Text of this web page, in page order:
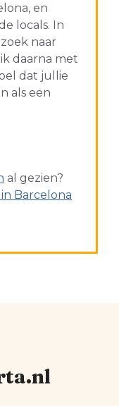
en
locals. In
naar
daarna met
dat jullie
als een
al gezien?
Barcelona